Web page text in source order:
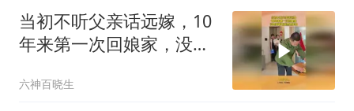
当初不听父亲话远嫁，10
年来第一次回娘家，没想
六神百晓生